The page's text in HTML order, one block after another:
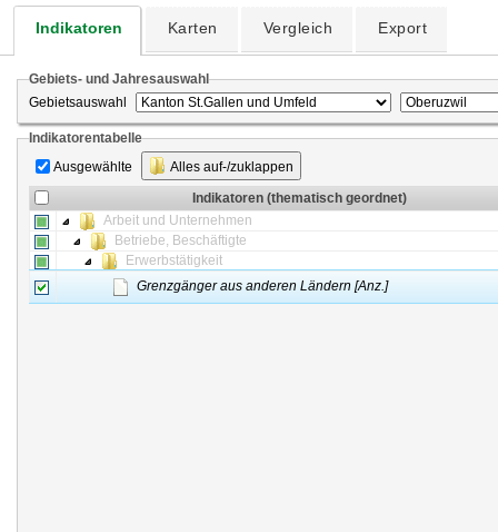
Indikatoren Karten Vergleich Export
Gebiets- und Jahresauswahl
Gebietsauswahl
Indikatorentabelle
Ausgewählte
Alles auf-/zuklappen
Indikatoren (thematisch geordnet)
Arbeit und Unternehmen
Betriebe, Beschäftigte
Erwerbstätigkeit
Grenzgänger aus anderen Ländern [Anz.]